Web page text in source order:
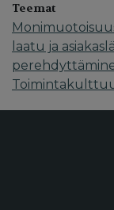
Teemat
laatu ja